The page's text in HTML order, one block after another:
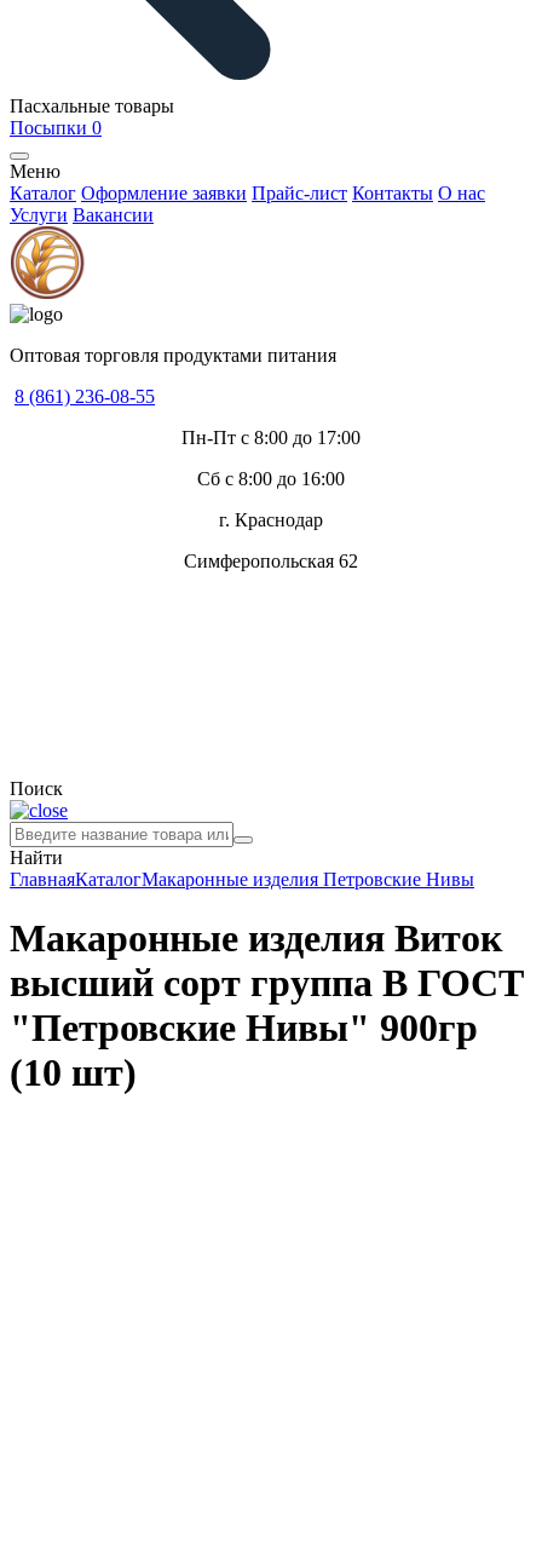
Пасхальные товары
Посыпки 0
Меню
Каталог Оформление заявки Прайс-лист Контакты О нас
Услуги Вакансии
Оптовая торговля продуктами питания
8 (861) 236-08-55
Пн-Пт с 8:00 до 17:00
Сб с 8:00 до 16:00
г. Краснодар
Симферопольская 62
Поиск
Найти
ГлавнаяКаталогМакаронные изделия Петровские Нивы
Макаронные изделия Виток
высший сорт группа В ГОСТ
"Петровские Нивы" 900гр
(10 шт)